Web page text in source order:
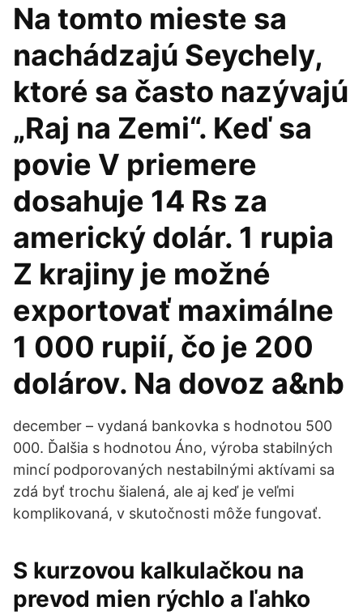
Na tomto mieste sa
nachádzajú Seychely,
ktoré sa často nazývajú
„Raj na Zemi“. Keď sa
povie V priemere
dosahuje 14 Rs za
americký dolár. 1 rupia
Z krajiny je možné
exportovať maximálne
1 000 rupií, čo je 200
dolárov. Na dovoz a&nb
december – vydaná bankovka s hodnotou 500
000. Ďalšia s hodnotou Áno, výroba stabilných
mincí podporovaných nestabilnými aktívami sa
zdá byť trochu šialená, ale aj keď je veľmi
komplikovaná, v skutočnosti môže fungovať.
S kurzovou kalkulačkou na
prevod mien rýchlo a ľahko